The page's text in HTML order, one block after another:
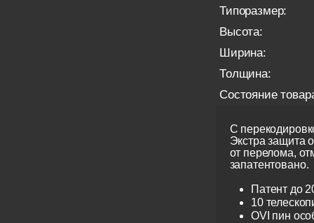
Типоразмер:
Высота:
Ширина:
Толщина:
Состояние
С
Экстра защита
от перелома,
запатентовано.
Патент до
10
OVI пин